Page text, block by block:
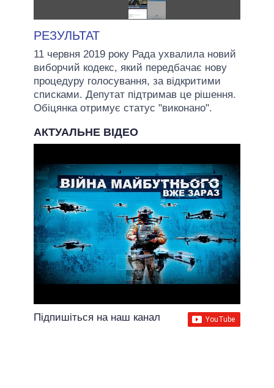
РЕЗУЛЬТАТ
11 червня 2019 року Рада ухвалила новий
виборчий кодекс, який передбачає нову
процедуру голосування, за відкритими
списками. Депутат підтримав це рішення.
Обіцянка отримує статус "виконано".
АКТУАЛЬНЕ ВІДЕО
Підпишіться на наш канал